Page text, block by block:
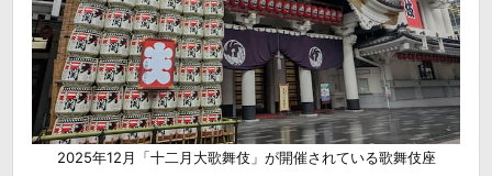
2025年12月「十二月大歌舞伎」が開催されている歌舞伎座